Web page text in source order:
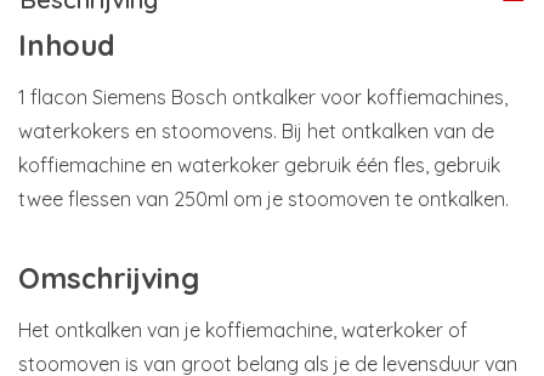
Inhoud
1 flacon Siemens Bosch ontkalker voor koffiemachines,
waterkokers en stoomovens. Bij het ontkalken van de
koffiemachine en waterkoker gebruik één fles, gebruik
twee flessen van 250ml om je stoomoven te ontkalken.
Omschrijving
Het ontkalken van je koffiemachine, waterkoker of
stoomoven is van groot belang als je de levensduur van